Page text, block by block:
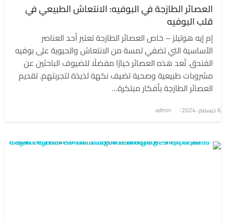
العصائر الطازجة في البوفيه: الانتعاش الطبيعي في
قلب البوفيه
إم إيه هوتيلز – خاص العصائر الطازجة تعتبر أحد العناصر
الأساسية التي تضفي لمسة من الانتعاش والحيوية على بوفيه
الفندق. تُعد هذه العصائر خيارًا مفضلًا للضيوف الباحثين عن
مشروبات طبيعية وصحية تضيف نكهة لذيذة لتجربتهم. تقديم
العصائر الطازجة بأفكار مبتكرة…
نُشر
6 ديسمبر، 2024 admin